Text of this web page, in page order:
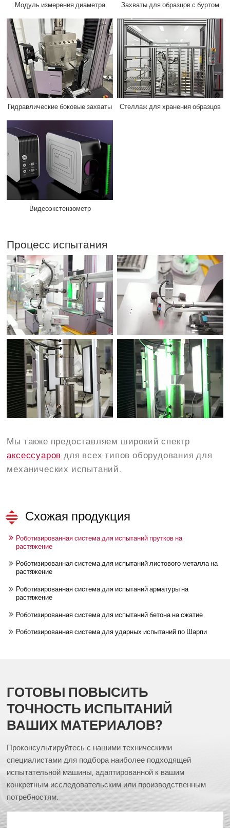
Модуль измерения диаметра Захваты для образцов с буртом
Гидравлические боковые захваты Стеллаж для хранения образцов
Видеоэкстензометр
Процесс испытания
Мы также предоставляем широкий спектр
аксессуаров для всех типов оборудования для
механических испытаний.
Схожая продукция
Роботизированная система для испытаний прутков на
растяжение
Роботизированная система для испытаний листового металла на
растяжение
Роботизированная система для испытаний арматуры на
растяжение
Роботизированная система для испытаний бетона на сжатие
Роботизированная система для ударных испытаний по Шарпи
ГОТОВЫ ПОВЫСИТЬ
ТОЧНОСТЬ ИСПЫТАНИЙ
ВАШИХ МАТЕРИАЛОВ?
Проконсультируйтесь с нашими техническими
специалистами для подбора наиболее подходящей
испытательной машины, адаптированной к вашим
конкретным исследовательским или производственным
потребностям.